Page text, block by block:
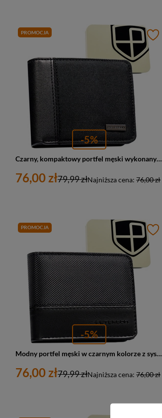
PROMOCJA
-5%
Czarny, kompaktowy portfel męski wykonany ze skóry ekologicznej - Peterson
76,00 zł Najniższa cena: 76,00 zł
79,99 zł
PROMOCJA
-5%
Modny portfel męski w czarnym kolorze z systemem RFID - Peterson
76,00 zł Najniższa cena: 76,00 zł
79,99 zł